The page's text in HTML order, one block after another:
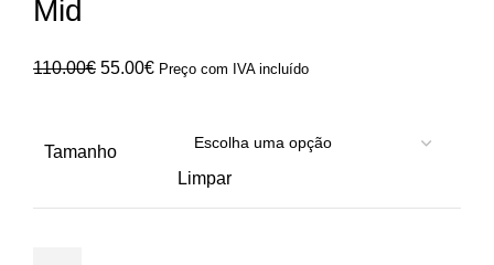
Mid
110.00€ O
era:
55.00€O
55.00€.
Preço com IVA incluído
Tamanho
Limpar